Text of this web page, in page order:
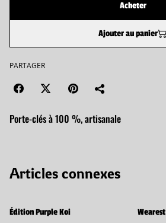
Acheter
Ajouter au panier
PARTAGER
Porte-clés à 100 %, artisanale
Articles connexes
Édition Purple Koi Wearest